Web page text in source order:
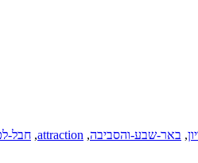
, באר-שבע-והסביבה,
attraction
, חבל-